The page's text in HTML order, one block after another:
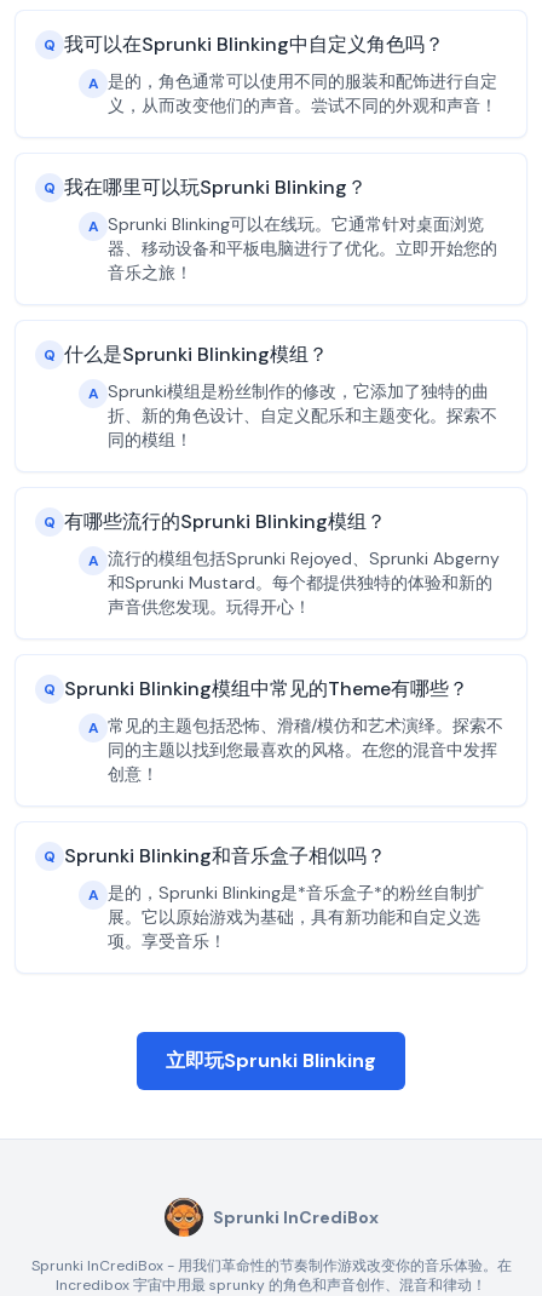
Q 我可以在Sprunki Blinking中自定义角色吗？
A 是的，角色通常可以使用不同的服装和配饰进行自定
义，从而改变他们的声音。尝试不同的外观和声音！
Q 我在哪里可以玩Sprunki Blinking？
A Sprunki Blinking可以在线玩。它通常针对桌面浏览
器、移动设备和平板电脑进行了优化。立即开始您的
音乐之旅！
Q 什么是Sprunki Blinking模组？
A Sprunki模组是粉丝制作的修改，它添加了独特的曲
折、新的角色设计、自定义配乐和主题变化。探索不
同的模组！
Q 有哪些流行的Sprunki Blinking模组？
A 流行的模组包括Sprunki Rejoyed、Sprunki Abgerny
和Sprunki Mustard。每个都提供独特的体验和新的
声音供您发现。玩得开心！
Q Sprunki Blinking模组中常见的Theme有哪些？
A 常见的主题包括恐怖、滑稽/模仿和艺术演绎。探索不
同的主题以找到您最喜欢的风格。在您的混音中发挥
创意！
Q Sprunki Blinking和音乐盒子相似吗？
A 是的，Sprunki Blinking是*音乐盒子*的粉丝自制扩
展。它以原始游戏为基础，具有新功能和自定义选
项。享受音乐！
立即玩Sprunki Blinking
Sprunki InCrediBox
Sprunki InCrediBox - 用我们革命性的节奏制作游戏改变你的音乐体验。在
Incredibox 宇宙中用最 sprunky 的角色和声音创作、混音和律动！